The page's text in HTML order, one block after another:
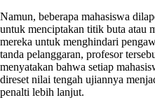
Namun, beberapa mahasiswa
untuk menciptakan titik buta atau
mereka untuk menghindari
tanda pelanggaran, profesor
menyatakan bahwa setiap
direset nilai tengah ujiannya
penalti lebih lanjut.